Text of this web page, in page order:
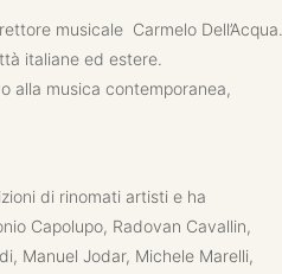
musicale Carmelo Dell’Acqua.
italiane ed estere.
alla musica contemporanea,
di rinomati artisti e ha
Capolupo, Radovan Cavallin,
Manuel Jodar, Michele Marelli,